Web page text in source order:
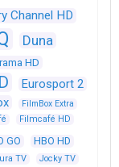
Channel HD
Duna
HD
Eurosport 2
FilmBox Extra
Filmcafé HD
GO HBO HD
TV
Jocky TV